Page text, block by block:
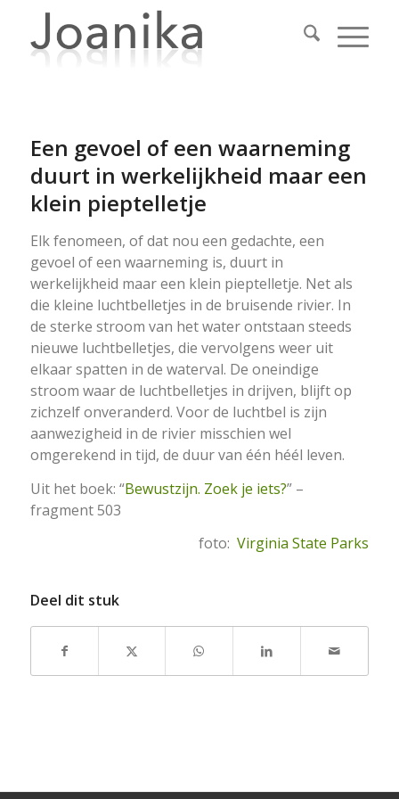
Een gevoel of een waarneming
duurt in werkelijkheid maar een
klein pieptelletje
Elk fenomeen, of dat nou een gedachte, een
gevoel of een waarneming is, duurt in
werkelijkheid maar een klein pieptelletje. Net als
die kleine luchtbelletjes in de bruisende rivier. In
de sterke stroom van het water ontstaan steeds
nieuwe luchtbelletjes, die vervolgens weer uit
elkaar spatten in de waterval. De oneindige
stroom waar de luchtbelletjes in drijven, blijft op
zichzelf onveranderd. Voor de luchtbel is zijn
aanwezigheid in de rivier misschien wel
omgerekend in tijd, de duur van één héél leven.
Uit het boek: “Bewustzijn. Zoek je iets?” –
fragment 503
foto:Virginia State Parks
Deel dit stuk